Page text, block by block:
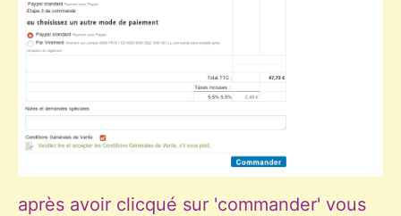
après avoir clicqué sur 'commander' vous